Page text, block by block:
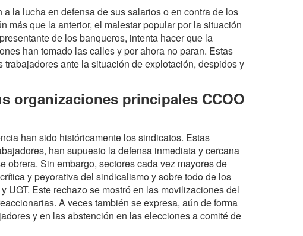
la lucha en defensa de sus salarios o en contra de los
más que la anterior, el malestar popular por la situación
de los banqueros, intenta hacer que la
han tomado las calles y por ahora no paran. Estas
ante la situación de explotación, despidos y
organizaciones principales CCOO
han sido históricamente los sindicatos. Estas
han supuesto la defensa inmediata y cercana
Sin embargo, sectores cada vez mayores de
y peyorativa del sindicalismo y sobre todo de los
UGT. Este rechazo se mostró en las movilizaciones del
A veces también se expresa, aún de forma
y en las abstención en las elecciones a comité de